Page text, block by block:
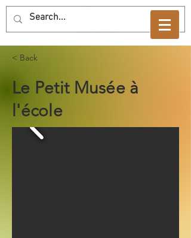
< Back
Le Petit Musée à
l'école